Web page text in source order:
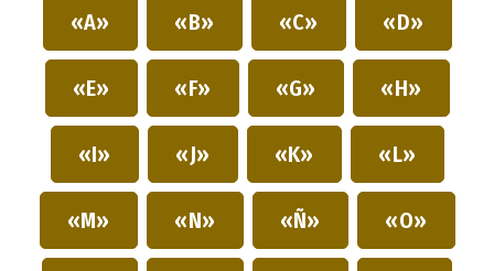
«A» «B» «C» «D»
«E» «F» «G» «H»
«I» «J» «K» «L»
«M» «N» «Ñ» «O»